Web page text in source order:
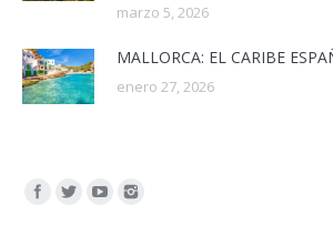
marzo 5, 2026
MALLORCA: EL CARIBE
enero 27, 2026
Encuéntranos en: